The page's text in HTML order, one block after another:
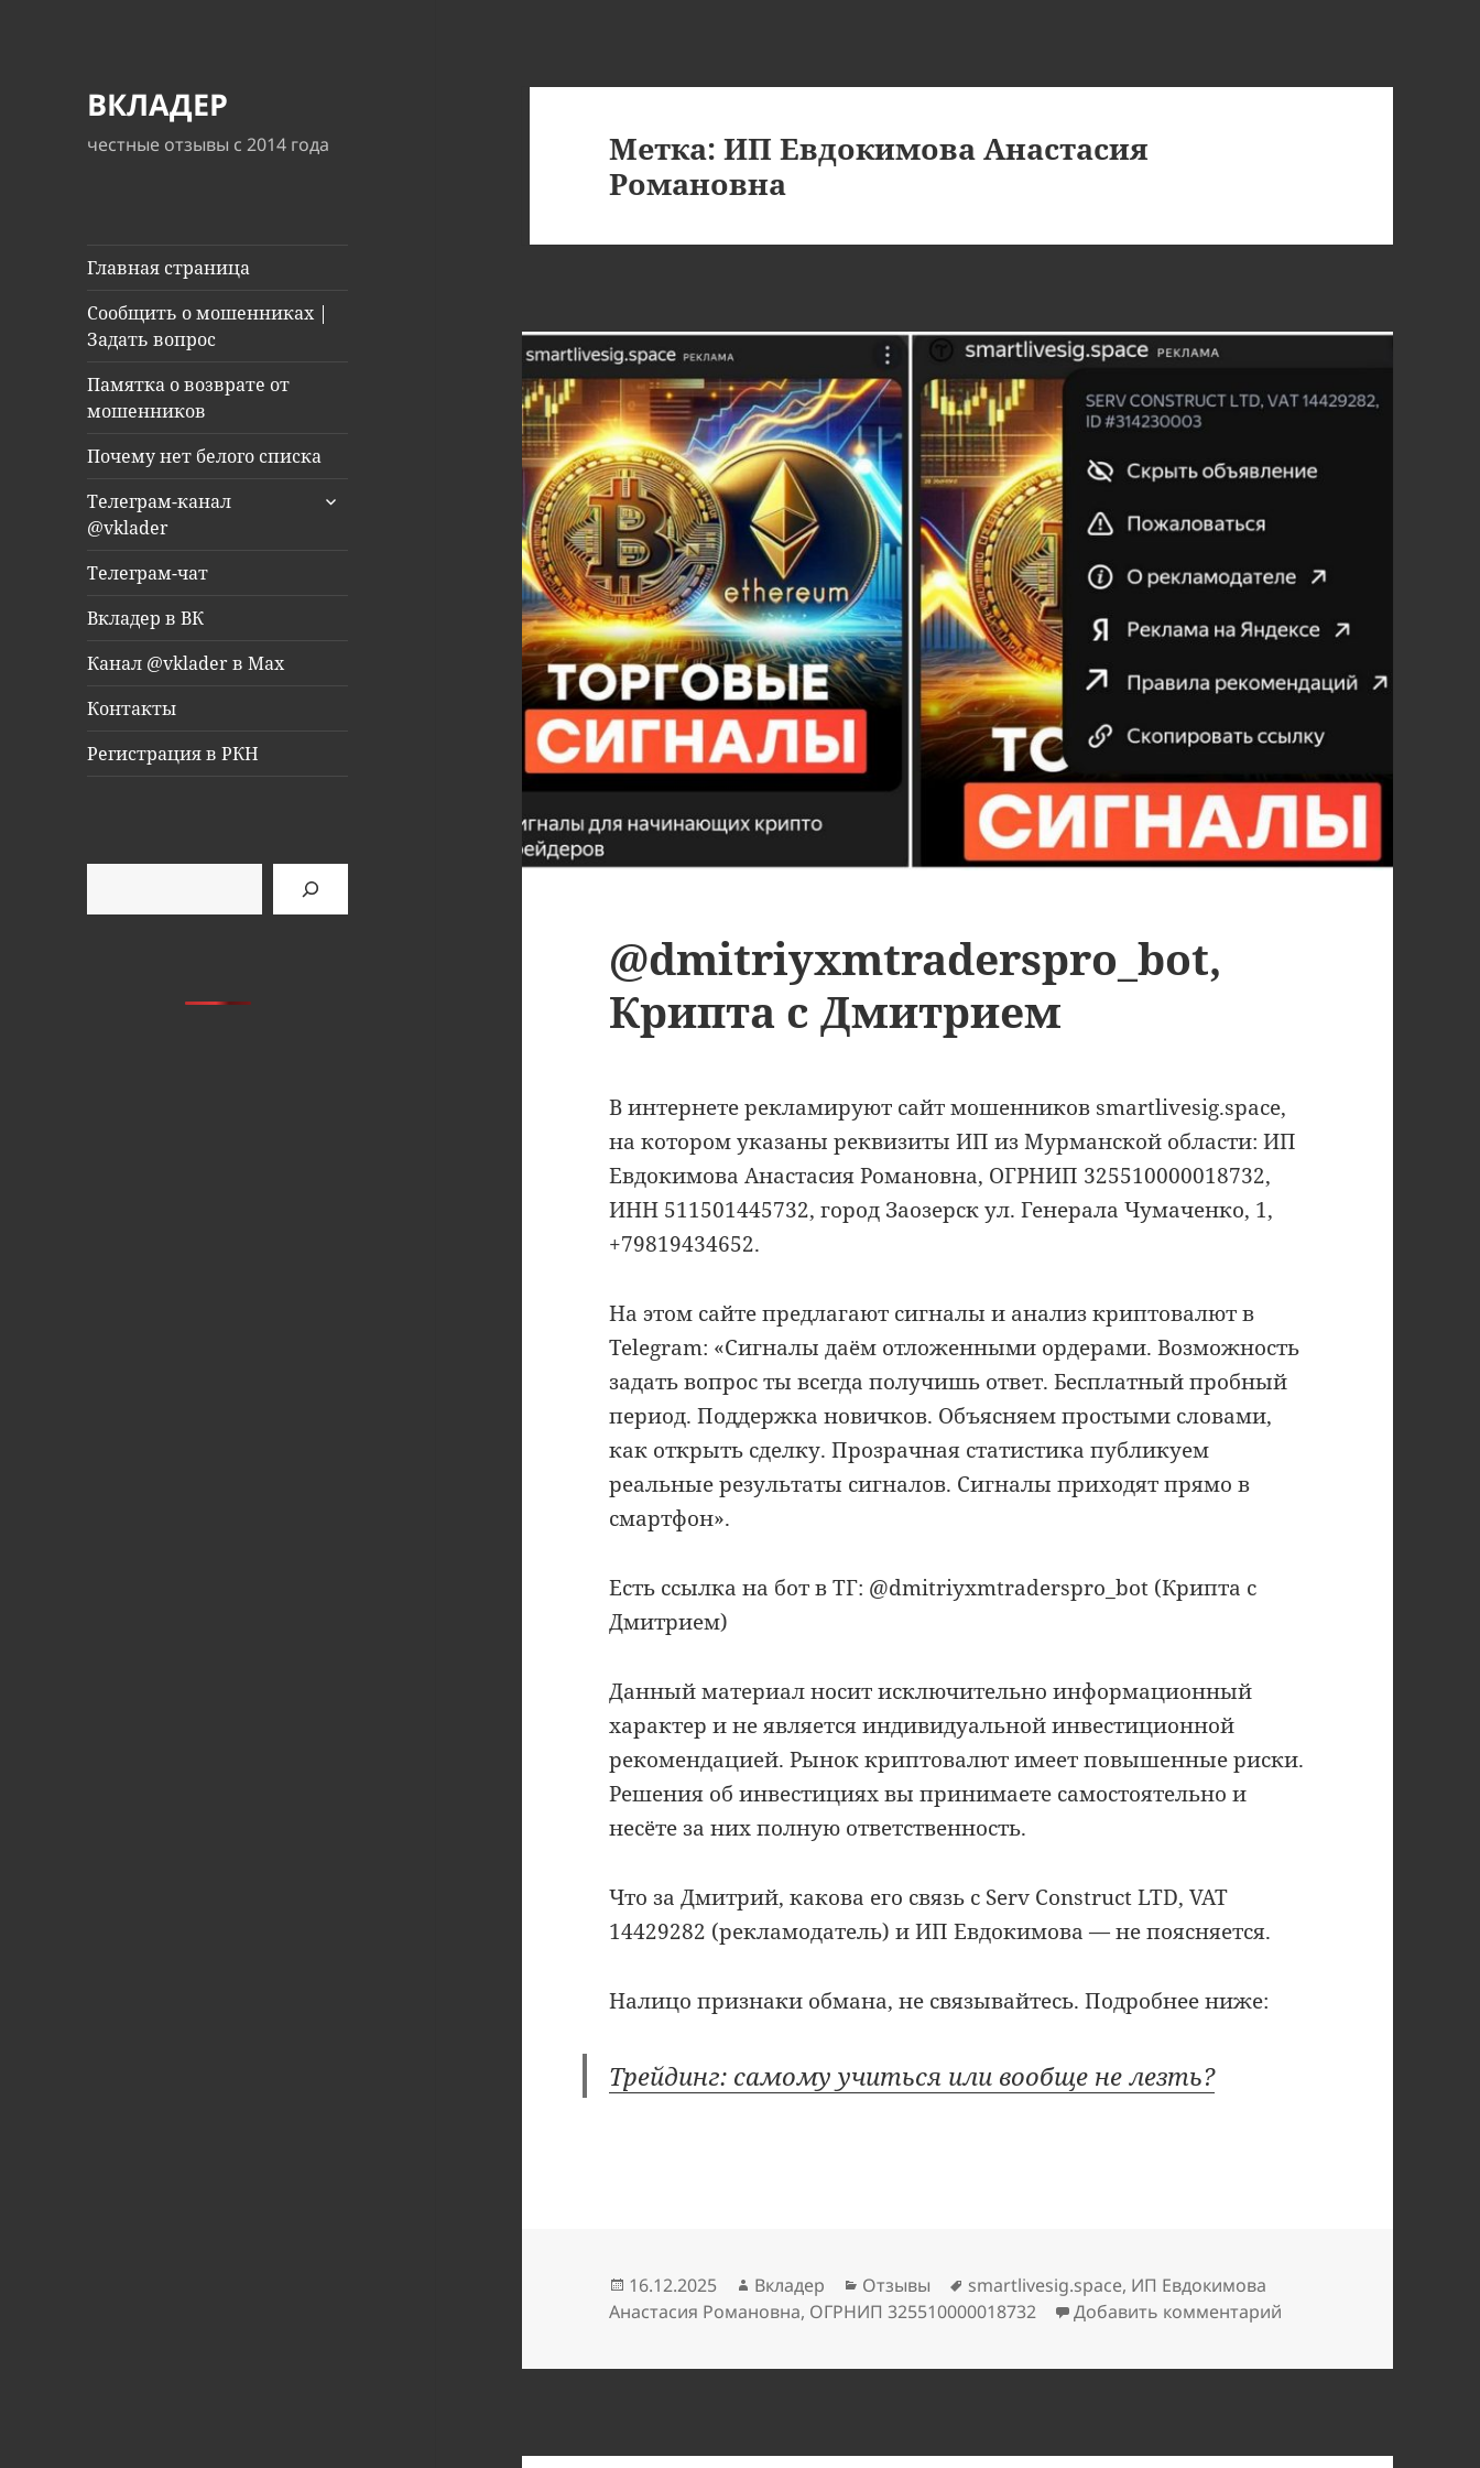
ВКЛАДЕР
честные отзывы с 2014 года
Главная страница
Сообщить о мошенниках |
Задать вопрос
Памятка о возврате от
мошенников
Почему нет белого списка
Телеграм-канал
@vklader
раскрыть
Телеграм-чат
Вкладер в ВК
Канал @vklader в Max
Контакты
Регистрация в РКН
Метка:ИП Евдокимова Анастасия
Романовна
@dmitriyxmtraderspro_bot,
Крипта с Дмитрием
В интернете рекламируют сайт мошенников smartlivesig.space,
на котором указаны реквизиты ИП из Мурманской области: ИП
Евдокимова Анастасия Романовна, ОГРНИП 325510000018732,
ИНН 511501445732, город Заозерск ул. Генерала Чумаченко, 1,
+79819434652.
На этом сайте предлагают сигналы и анализ криптовалют в
Telegram: «Сигналы даём отложенными ордерами. Возможность
задать вопрос ты всегда получишь ответ. Бесплатный пробный
период. Поддержка новичков. Объясняем простыми словами,
как открыть сделку. Прозрачная статистика публикуем
реальные результаты сигналов. Сигналы приходят прямо в
смартфон».
Есть ссылка на бот в ТГ: @dmitriyxmtraderspro_bot (Крипта с
Дмитрием)
Данный материал носит исключительно информационный
характер и не является индивидуальной инвестиционной
рекомендацией. Рынок криптовалют имеет повышенные риски.
Решения об инвестициях вы принимаете самостоятельно и
несёте за них полную ответственность.
Что за Дмитрий, какова его связь с Serv Construct LTD, VAT
14429282 (рекламодатель) и ИП Евдокимова — не поясняется.
Налицо признаки обмана, не связывайтесь. Подробнее ниже:
Трейдинг: самому учиться или вообще не лезть?
Опубликовано
16.12.2025 Автор
Вкладер Рубрики
Отзывы Метки
smartlivesig.space, ИП Евдокимова
Анастасия Романовна, ОГРНИП 325510000018732 Добавить комментарий